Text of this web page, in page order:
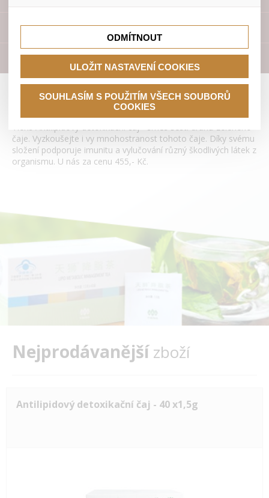
Přístroje
Antilipidový detoxikační čaj Tianshi
Tiens Antilipidový detoxikační čaj - směs šesti druhů zeleného
čaje. Vyzkoušejte i vy mnohostranost tohoto čaje. Díky svému
složení podporuje imunitu a vylučování různý škodlivých látek z
organismu. U nás za cenu 455,- Kč.
Nejprodávanějšízboží
Antilipidový detoxikační čaj - 40 x1,5g
se nevhodným doporučením produktů či jiným
nedůležitým nabídkám.
marketingové kampaně.
ODMÍTNOUT
ULOŽIT NASTAVENÍ COOKIES
SOUHLASÍM S POUŽITÍM VŠECH SOUBORŮ
COOKIES